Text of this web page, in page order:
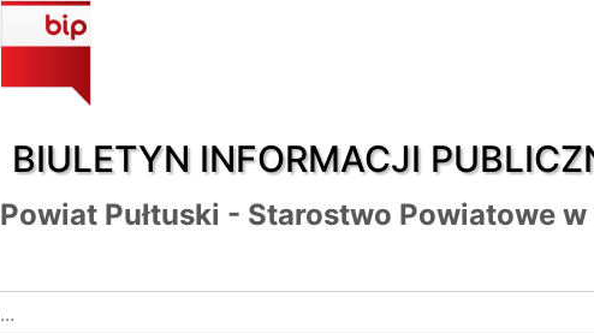
BIULETYN INFORMACJI
Powiat Pułtuski - Starostwo Powiatowe w